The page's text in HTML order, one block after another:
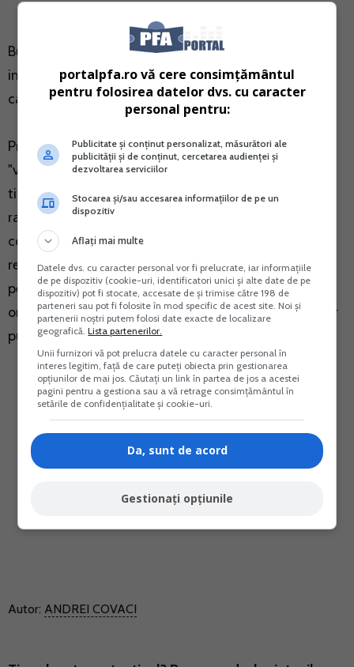
Bunurile care pot inta inpatrimoniul PFA
impozitele sunt mijloacele fixe: autoturisme,
calculatoare, mobilier aferent activitatii.
Prin valoare de intrare a mijloacelor fixe intelegem
"valoarea actuala pentru mijloacele fixe dobandite cu
titlu gratuit, estimata la inscrierea lor in activ pe baza
raportului intocmit de experti si cu aprobarea
consiliului de administratie al agentului economic, a
responsabilului cu gestiunea patrimoniului, in cazul
persoanelor juridice fara scop lucrativ, sau a
ordonatorului de credite bugetare, in cazul institutiilor
publice".
Autor: ANDREI COVACI
portalpfa.ro vă cere consimțământul
pentru folosirea datelor dvs. cu caracter
personal pentru:
Publicitate și conținut personalizat, măsurători ale
publicității și de conținut, cercetarea audienței și
dezvoltarea serviciilor
Stocarea și/sau accesarea informațiilor de pe un
dispozitiv
Aflați mai multe
Datele dvs. cu caracter personal vor fi prelucrate, iar informațiile
de pe dispozitiv (cookie-uri, identificatori unici și alte date de pe
dispozitiv) pot fi stocate, accesate de și trimise către 198 de
parteneri sau pot fi folosite în mod specific de acest site. Noi și
partenerii noștri putem folosi date exacte de localizare
geografică.Lista partenerilor.
Unii furnizori vă pot prelucra datele cu caracter personal în
interes legitim, față de care puteți obiecta prin gestionarea
opțiunilor de mai jos. Căutați un link în partea de jos a acestei
pagini pentru a gestiona sau a vă retrage consimțământul în
setările de confidențialitate și cookie-uri.
Da, sunt de acord
Gestionați opțiunile